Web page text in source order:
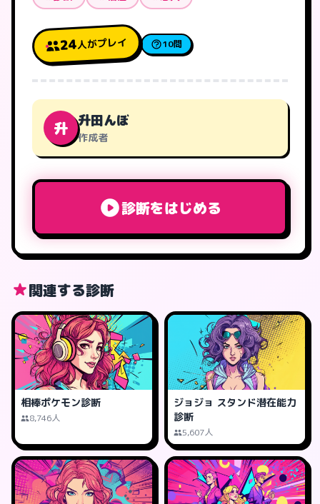
24人がプレイ 10問
升 升田んぼ
作成者
診断をはじめる
関連する診断
相棒ポケモン診断
8,746人
ジョジョ スタンド潜在能力
診断
5,607人